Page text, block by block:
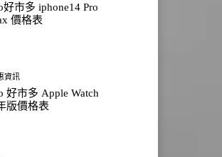
好市多 iphone14 Pro
價格表
資訊
好市多 Apple Watch
版價格表